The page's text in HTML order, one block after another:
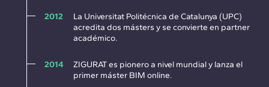
2012
La Universitat Politécnica de Catalunya (UPC)
acredita dos másters y se convierte en partner
académico.
2014
ZIGURAT es pionero a nivel mundial y lanza el
primer máster BIM online.